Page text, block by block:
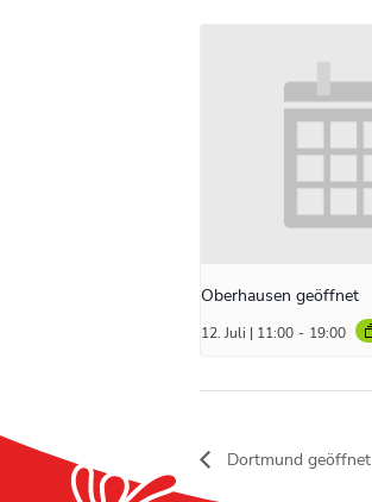
Oberhausen geöffnet
12. Juli | 11:00 - 19:00
Dortmund geöffnet